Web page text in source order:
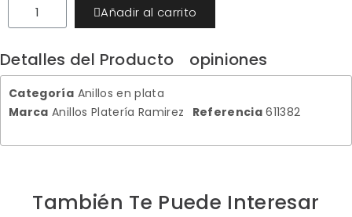
Añadir al carrito
Detalles del Producto opiniones
Categoría Anillos en plata
Marca Anillos Platería Ramirez Referencia 611382
También Te Puede Interesar